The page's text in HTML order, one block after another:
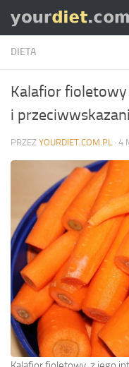
Skip to content
DIETA
Kalafior
i
PRZEZ YOURDIET.COM.PL · 4